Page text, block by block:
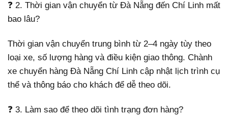
❓ 2. Thời gian vận chuyển từ Đà Nẵng đến Chí Linh mất
bao lâu?
Thời gian vận chuyển trung bình từ 2–4 ngày tùy theo
loại xe, số lượng hàng và điều kiện giao thông. Chành
xe chuyển hàng Đà Nẵng Chí Linh cập nhật lịch trình cụ
thể và thông báo cho khách để dễ theo dõi.
❓ 3. Làm sao để theo dõi tình trạng đơn hàng?